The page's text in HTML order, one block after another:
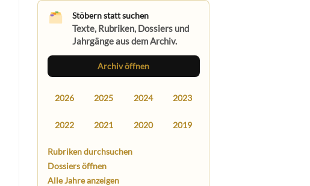
Stöbern statt suchen
Texte, Rubriken, Dossiers und
Jahrgänge aus dem Archiv.
Archiv öffnen
2026 2025 2024 2023
2022 2021 2020 2019
Rubriken durchsuchen
Dossiers öffnen
Alle Jahre anzeigen